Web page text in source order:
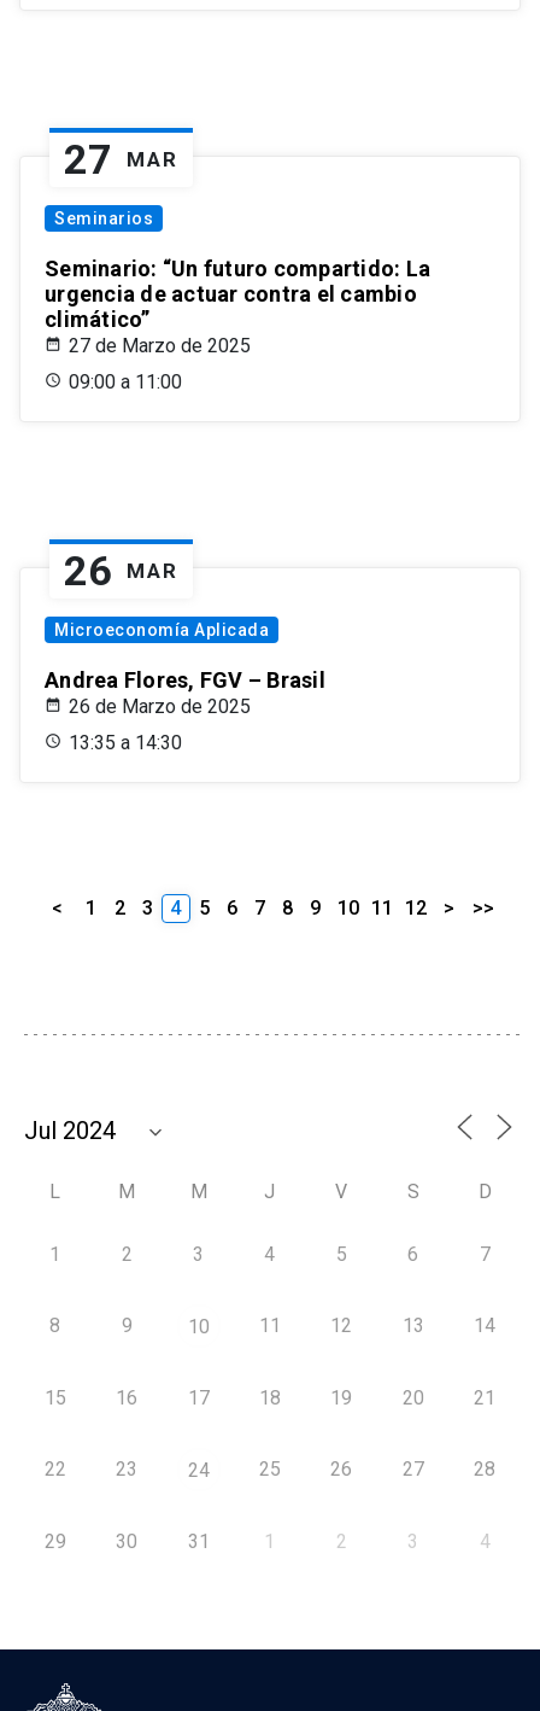
27 MAR
Seminarios
Seminario: “Un futuro compartido: La
urgencia de actuar contra el cambio
climático”
27 de Marzo de 2025
09:00 a 11:00
26 MAR
Microeconomía Aplicada
Andrea Flores, FGV – Brasil
26 de Marzo de 2025
13:35 a 14:30
< 1 2 3 4 5 6 7 8 9 10 11 12 > >>
L M M J V S D
1 2 3 4 5 6 7
8 9 10 11 12 13 14
15 16 17 18 19 20 21
22 23 24 25 26 27 28
29 30 31 1 2 3 4